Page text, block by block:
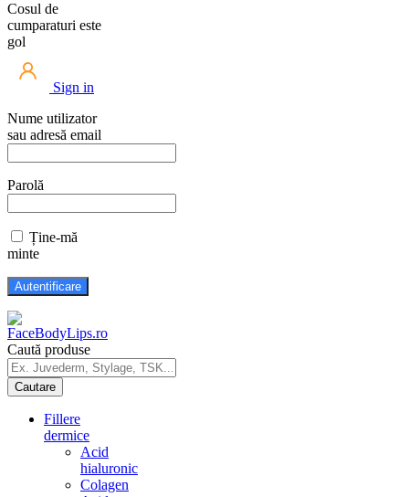
Cosul de
cumparaturi este
gol
Sign in
Nume utilizator
sau adresă email
Parolă
Ține-mă
minte
Caută produse
Fillere
dermice
Acid
hialuronic
Colagen